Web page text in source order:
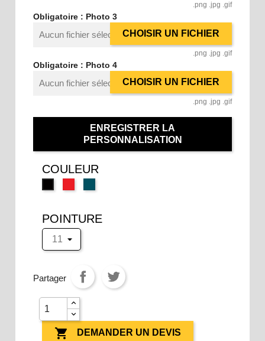
.png .jpg .gif
Obligatoire : Photo 3
Aucun fichier sélectionnéCHOISIR UN FICHIER
.png .jpg .gif
Obligatoire : Photo 4
Aucun fichier sélectionnéCHOISIR UN FICHIER
.png .jpg .gif
ENREGISTRER LA
PERSONNALISATION
COULEUR
POINTURE
Partager
 DEMANDER UN DEVIS